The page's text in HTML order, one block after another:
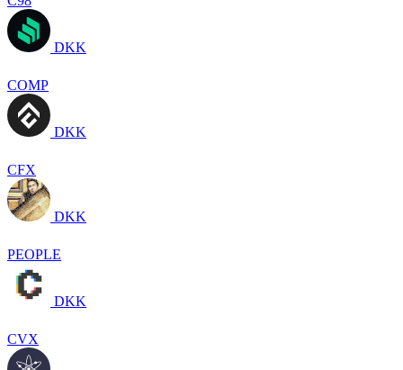
DKK
COMP
DKK
CFX
DKK
PEOPLE
DKK
CVX